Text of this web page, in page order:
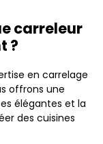
carreleur
?
en carrelage
offrons une
élégantes et la
des cuisines